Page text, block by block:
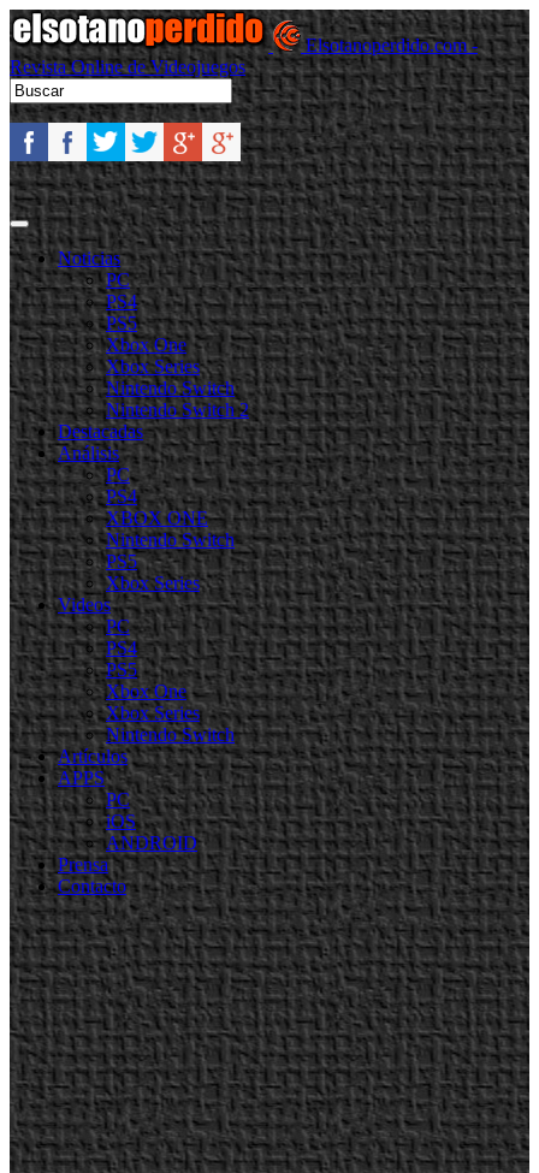
Elsotanoperdido.com -
Revista Online de Videojuegos
Noticias
PC
PS4
PS5
Xbox One
Xbox Series
Nintendo Switch
Nintendo Switch 2
Destacadas
Análisis
PC
PS4
XBOX ONE
Nintendo Switch
PS5
Xbox Series
Videos
PC
PS4
PS5
Xbox One
Xbox Series
Nintendo Switch
Artículos
APPS
PC
iOS
ANDROID
Prensa
Contacto